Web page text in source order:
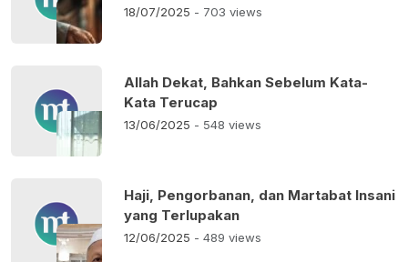
18/07/2025 - 703 views
Allah Dekat, Bahkan Sebelum Kata-
Kata Terucap
13/06/2025 - 548 views
Haji, Pengorbanan, dan Martabat Insani
yang Terlupakan
12/06/2025 - 489 views